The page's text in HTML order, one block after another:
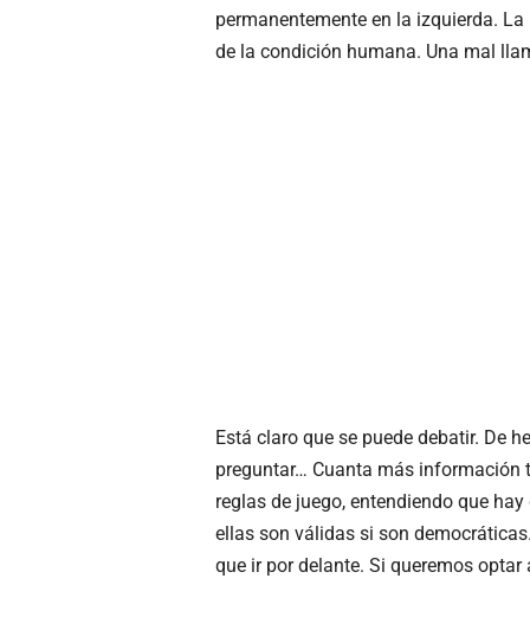
permanentemente en la izquierda.
de la condición humana. Una mal
Está claro que se puede debatir. De
preguntar… Cuanta más información
reglas de juego, entendiendo que
ellas son válidas si son
que ir por delante. Si queremos